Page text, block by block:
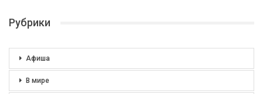
Рубрики
Афиша
В мире